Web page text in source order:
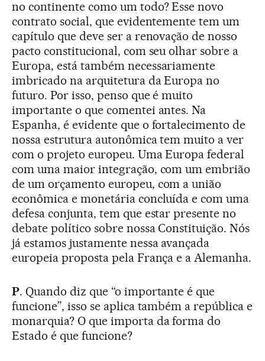
no continente como um todo? Esse novo
contrato social, que evidentemente tem um
capítulo que deve ser a renovação de nosso
pacto constitucional, com seu olhar sobre a
Europa, está também necessariamente
imbricado na arquitetura da Europa no
futuro. Por isso, penso que é muito
importante o que comentei antes. Na
Espanha, é evidente que o fortalecimento de
nossa estrutura autonômica tem muito a ver
com o projeto europeu. Uma Europa federal
com uma maior integração, com um embrião
de um orçamento europeu, com a união
econômica e monetária concluída e com uma
defesa conjunta, tem que estar presente no
debate político sobre nossa Constituição. Nós
já estamos justamente nessa avançada
europeia proposta pela França e a Alemanha.
P. Quando diz que “o importante é que
funcione”, isso se aplica também a república e
monarquia? O que importa da forma do
Estado é que funcione?